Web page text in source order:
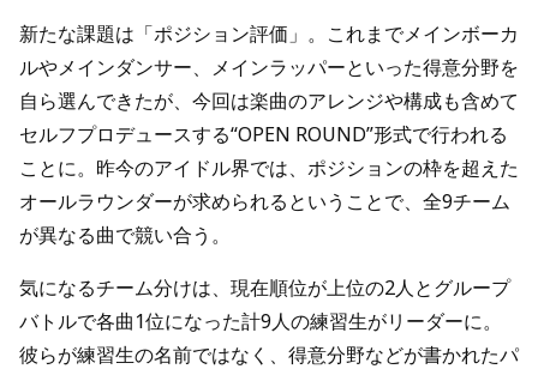
新たな課題は「ポジション評価」。これまでメインボーカ
ルやメインダンサー、メインラッパーといった得意分野を
自ら選んできたが、今回は楽曲のアレンジや構成も含めて
セルフプロデュースする“OPEN ROUND”形式で行われる
ことに。昨今のアイドル界では、ポジションの枠を超えた
オールラウンダーが求められるということで、全9チーム
が異なる曲で競い合う。
気になるチーム分けは、現在順位が上位の2人とグループ
バトルで各曲1位になった計9人の練習生がリーダーに。
彼らが練習生の名前ではなく、得意分野などが書かれたパ